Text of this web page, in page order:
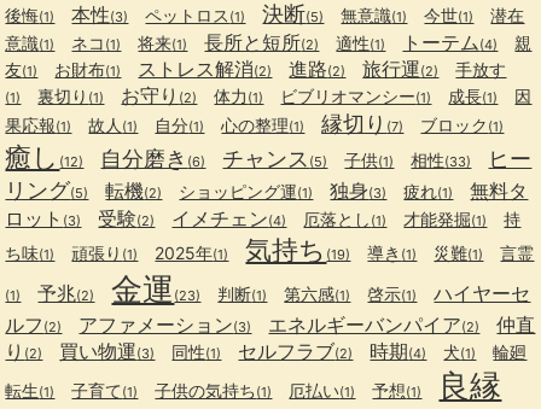
後悔(1) 本性(3) ペットロス (1) 決断(5) 無意識(1) 今世(1)
潜在
意識(1) ネコ (1) 将来(1) 長所と短所(2) 適性(1) トーテム(4)
親
友(1) お財布(1) ストレス解消(2) 進路(2) 旅行運(2) 手放す
(1) 裏切り (1) お守り (2) 体力 (1) ビブリオマンシー(1) 成長(1)
因
果応報(1) 故人 (1) 自分(1) 心の整理(1) 縁切り (7) ブロック (1)
癒し (12) 自分磨き (6) チャンス (5) 子供(1) 相性(33)
ヒー
リング(5) 転機(2) ショッピング運(1) 独身(3) 疲れ(1)
無料タ
ロット (3) 受験(2) イメチェン(4) 厄落とし (1) 才能発掘(1)
持
ち味(1) 頑張り (1) 2025年(1) 気持ち (19) 導き (1) 災難(1) 言霊
(1) 予兆(2) 金運 (23) 判断(1) 第六感(1) 啓示(1)
ハイヤーセ
ルフ (2) アファメーション(3) エネルギーバンパイア(2)
仲直
り (2) 買い物運(3) 同性(1) セルフラブ(2) 時期(4) 犬(1)
輪廻
転生(1) 子育て(1) 子供の気持ち(1) 厄払い(1) 予想(1) 良縁